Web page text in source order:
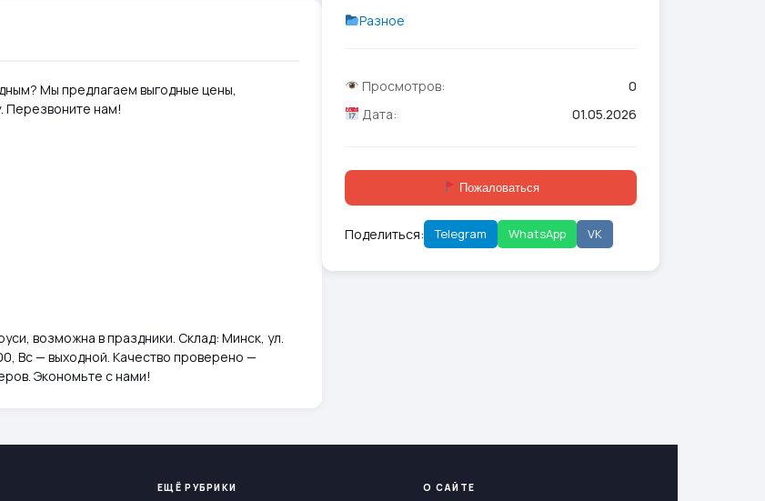
Мы предлагаем выгодные цены,
Перезвоните нам!
возможна в праздники. Склад: Минск, ул.
Вс — выходной. Качество проверено —
Экономьте с нами!
Разное
Просмотров:
0
Дата:
01.05.2026
Пожаловаться
Поделиться: Telegram WhatsApp VK
ЕЩЁ РУБРИКИ О САЙТЕ